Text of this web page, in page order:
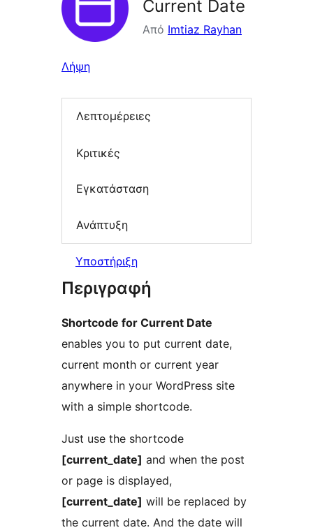
Current Date
Από Imtiaz Rayhan
Λήψη
Λεπτομέρειες
Κριτικές
Εγκατάσταση
Ανάπτυξη
Υποστήριξη
Περιγραφή
Shortcode for Current Date
enables you to put current date,
current month or current year
anywhere in your WordPress site
with a simple shortcode.
Just use the shortcode
[current_date] and when the post
or page is displayed,
[current_date] will be replaced by
the current date. And the date will